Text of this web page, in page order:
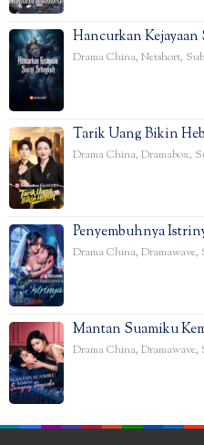
Hancurkan
Drama China, Netshort,
Tarik Uang Bikin
Drama China, Dramabox,
Penyembuhnya
Drama China, Dramawave,
Mantan Suamiku
Drama China, Dramawave,